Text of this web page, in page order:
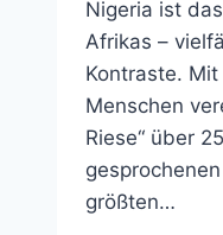
Nigeria ist
Afrikas –
Kontraste.
Menschen
Riese“ über
größten…